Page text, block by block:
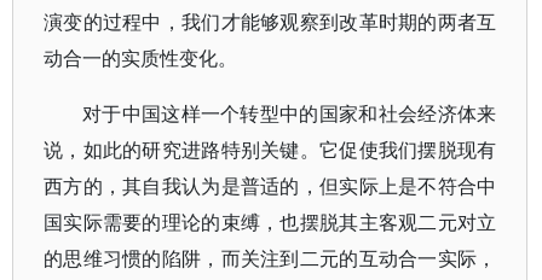
演变的过程中，我们才能够观察到改革时期的两者互
动合一的实质性变化。
对于中国这样一个转型中的国家和社会经济体来
说，如此的研究进路特别关键。它促使我们摆脱现有
西方的，其自我认为是普适的，但实际上是不符合中
国实际需要的理论的束缚，也摆脱其主客观二元对立
的思维习惯的陷阱，而关注到二元的互动合一实际，